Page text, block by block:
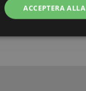
ACCEPTERA ALLA